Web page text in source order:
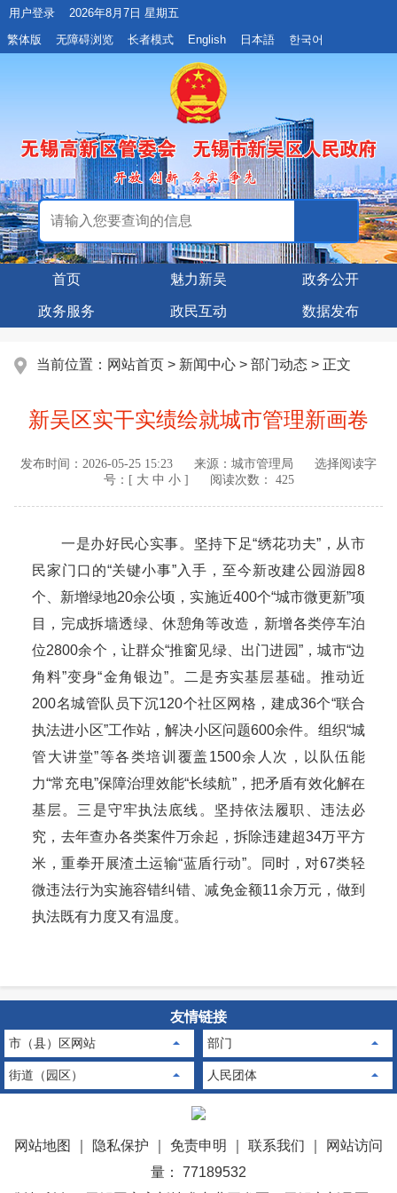
用户登录
2026年8月7日 星期五
繁体版
无障碍浏览 长者模式 English 日本語 한국어
首页 魅力新吴 政务公开
政务服务 政民互动 数据发布
当前位置： 网站首页 > 新闻中心 > 部门动态 > 正文
新吴区实干实绩绘就城市管理新画卷
发布时间： 2026-05-25 15:23 来源： 城市管理局
选择阅读字
号：[ 大 中 小] 阅读次数： 425
一是办好民心实事。坚持下足“绣花功夫”，从市
民家门口的“关键小事”入手，至今新改建公园游园8
个、新增绿地20余公顷，实施近400个“城市微更新”项
目，完成拆墙透绿、休憩角等改造，新增各类停车泊
位2800余个，让群众“推窗见绿、出门进园”，城市“边
角料”变身“金角银边”。二是夯实基层基础。推动近
200名城管队员下沉120个社区网格，建成36个“联合
执法进小区”工作站，解决小区问题600余件。组织“城
管大讲堂”等各类培训覆盖1500余人次，以队伍能
力“常充电”保障治理效能“长续航”，把矛盾有效化解在
基层。三是守牢执法底线。坚持依法履职、违法必
究，去年查办各类案件万余起，拆除违建超34万平方
米，重拳开展渣土运输“蓝盾行动”。同时，对67类轻
微违法行为实施容错纠错、减免金额11余万元，做到
执法既有力度又有温度。
友情链接
市（县）区网站 部门
街道（园区） 人民团体
网站地图 隐私保护 免责申明 联系我们
网站访问
量： 77189532